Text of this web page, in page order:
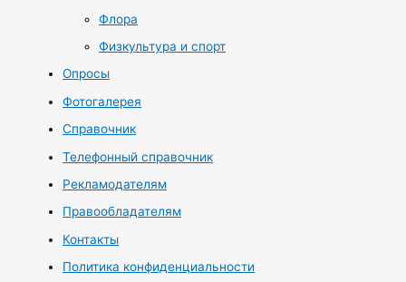
Флора
Физкультура и спорт
Опросы
Фотогалерея
Справочник
Телефонный справочник
Рекламодателям
Правообладателям
Контакты
Политика конфиденциальности